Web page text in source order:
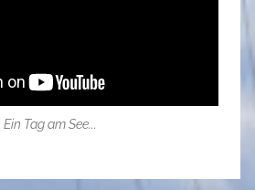
Ein Tag am See...